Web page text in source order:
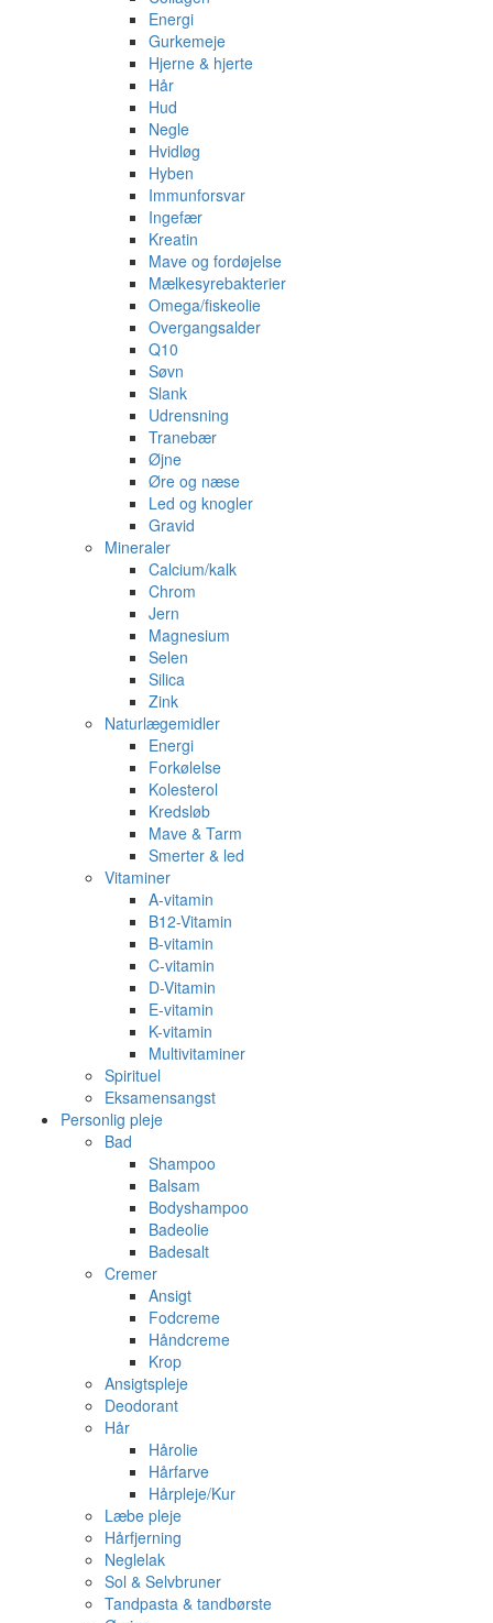
Energi
Gurkemeje
Hjerne & hjerte
Hår
Hud
Negle
Hvidløg
Hyben
Immunforsvar
Ingefær
Kreatin
Mave og fordøjelse
Mælkesyrebakterier
Omega/fiskeolie
Overgangsalder
Q10
Søvn
Slank
Udrensning
Tranebær
Øjne
Øre og næse
Led og knogler
Gravid
Mineraler
Calcium/kalk
Chrom
Jern
Magnesium
Selen
Silica
Zink
Naturlægemidler
Energi
Forkølelse
Kolesterol
Kredsløb
Mave & Tarm
Smerter & led
Vitaminer
A-vitamin
B12-Vitamin
B-vitamin
C-vitamin
D-Vitamin
E-vitamin
K-vitamin
Multivitaminer
Spirituel
Eksamensangst
Personlig pleje
Bad
Shampoo
Balsam
Bodyshampoo
Badeolie
Badesalt
Cremer
Ansigt
Fodcreme
Håndcreme
Krop
Ansigtspleje
Deodorant
Hår
Hårolie
Hårfarve
Hårpleje/Kur
Læbe pleje
Hårfjerning
Neglelak
Sol & Selvbruner
Tandpasta & tandbørste